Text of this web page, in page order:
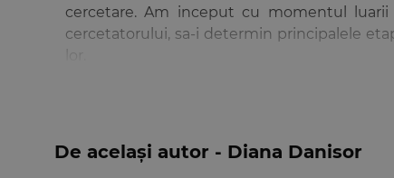
cercetare. Am inceput cu momentul
cercetatorului, sa-i determin principalele
De același autor - Diana Danisor